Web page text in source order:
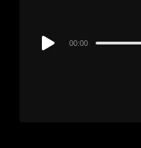
Audio
00:00